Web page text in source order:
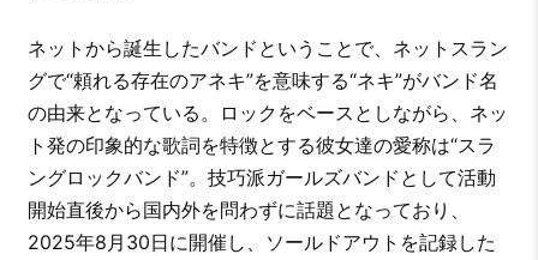
ネットから誕生したバンドということで、ネットスラン
グで“頼れる存在のアネキ”を意味する“ネキ”がバンド名
の由来となっている。ロックをベースとしながら、ネッ
ト発の印象的な歌詞を特徴とする彼女達の愛称は“スラ
ングロックバンド”。技巧派ガールズバンドとして活動
開始直後から国内外を問わずに話題となっており、
2025年8月30日に開催し、ソールドアウトを記録した